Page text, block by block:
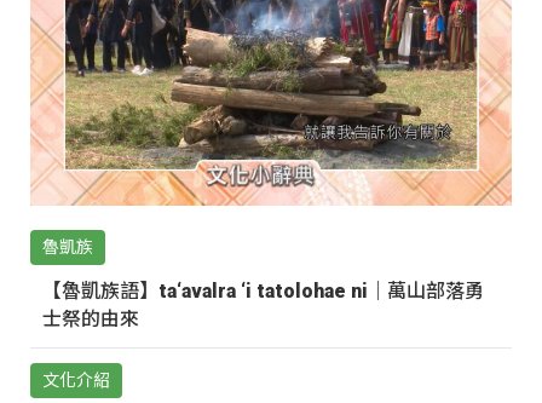
魯凱族
【魯凱族語】ta‘avalra ‘i tatolohae ni｜萬山部落勇
士祭的由來
文化介紹